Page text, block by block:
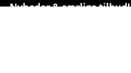
Nyheder & særlige tilbud!